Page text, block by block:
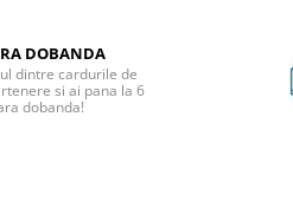
DOBANDA
dintre cardurile de
si ai pana la 6
dobanda!